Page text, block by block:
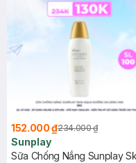
152.000 ₫234.000 ₫
Sunplay
Sữa Chống Nắng Sunplay